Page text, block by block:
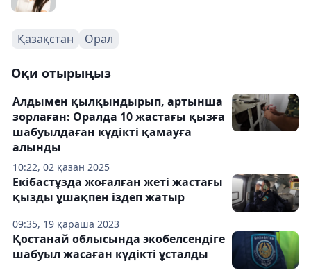
Қазақстан Орал
Оқи отырыңыз
10:22, 02 қазан 2025
Алдымен қылқындырып, артынша
зорлаған: Оралда 10 жастағы қызға
шабуылдаған күдікті қамауға
алынды
09:35, 19 қараша 2023
Екібастұзда жоғалған жеті жастағы
қызды ұшақпен іздеп жатыр
Қостанай облысында экобелсендіге
шабуыл жасаған күдікті ұсталды